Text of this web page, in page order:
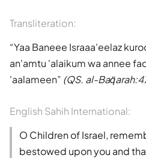
Transliteration:
Yaa Baneee Israaa'eelaz
an'amtu 'alaikum wa annee
'aalameen (QS. al-
English Sahih International:
O Children of Israel,
bestowed upon you and